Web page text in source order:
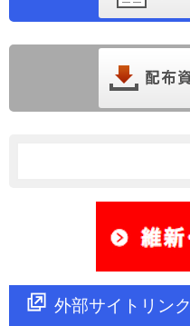
外部サイトリンク